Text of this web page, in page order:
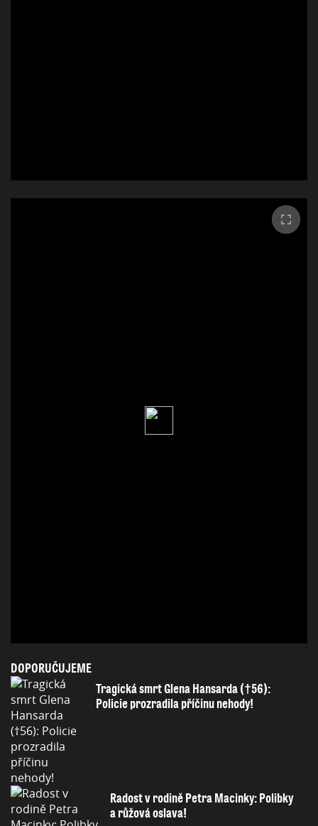
DOPORUČUJEME
Tragická smrt Glena Hansarda (†56):
Policie prozradila příčinu nehody!
Radost v rodině Petra Macinky: Polibky
a růžová oslava!